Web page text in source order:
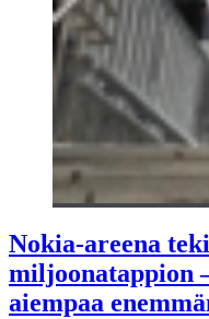
Nokia-areena
miljoonatappion
aiempaa